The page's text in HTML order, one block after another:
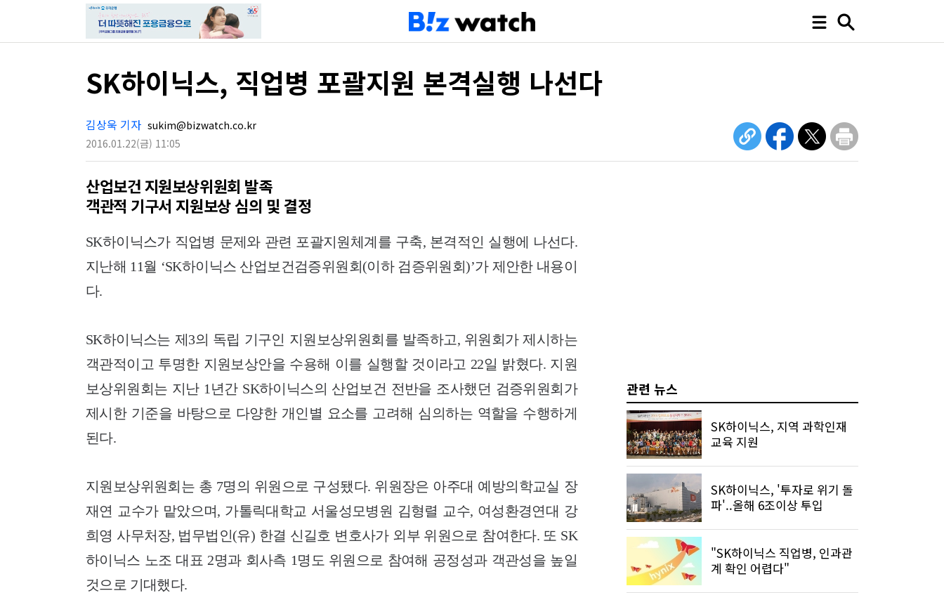
SK하이닉스, 직업병 포괄지원 본격실행 나선다
김상욱 기자 sukim@bizwatch.co.kr
2016.01.22(금) 11:05
산업보건 지원보상위원회 발족
객관적 기구서 지원보상 심의 및 결정
SK하이닉스가 직업병 문제와 관련 포괄지원체계를 구축, 본격적인 실행에 나선다.
지난해 11월 ‘SK하이닉스 산업보건검증위원회(이하 검증위원회)’가 제안한 내용이
다.
SK하이닉스는 제3의 독립 기구인 지원보상위원회를 발족하고, 위원회가 제시하는
객관적이고 투명한 지원보상안을 수용해 이를 실행할 것이라고 22일 밝혔다. 지원
보상위원회는 지난 1년간 SK하이닉스의 산업보건 전반을 조사했던 검증위원회가
제시한 기준을 바탕으로 다양한 개인별 요소를 고려해 심의하는 역할을 수행하게
된다.
지원보상위원회는 총 7명의 위원으로 구성됐다. 위원장은 아주대 예방의학교실 장
재연 교수가 맡았으며, 가톨릭대학교 서울성모병원 김형렬 교수, 여성환경연대 강
희영 사무처장, 법무법인(유) 한결 신길호 변호사가 외부 위원으로 참여한다. 또 SK
하이닉스 노조 대표 2명과 회사측 1명도 위원으로 참여해 공정성과 객관성을 높일
것으로 기대했다.
관련 뉴스
SK하이닉스, 지역 과학인재
교육 지원
SK하이닉스, '투자로 위기 돌
파'..올해 6조이상 투입
"SK하이닉스 직업병, 인과관
계 확인 어렵다"